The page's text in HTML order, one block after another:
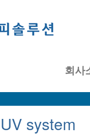
회사
UV system